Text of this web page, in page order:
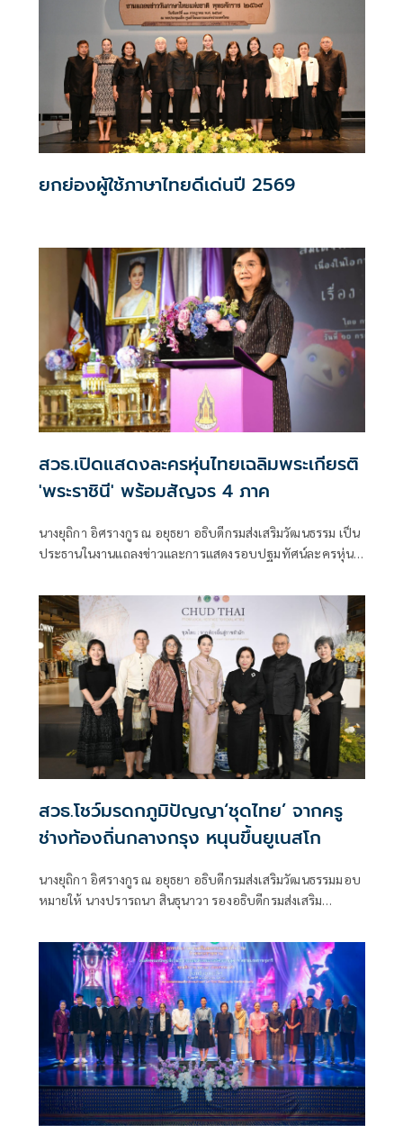
ให้เยาวชน ประชาชน และนักท่องเที่ยวทั้งชาวไทยและชาวต่าง
ชาติ ได้เข้าถึงศิลปวัฒนธรรมไทย โดยเฉพาะศิลปะการแสดงหุ่น
ละครเล็ก ซึ่งเป็นมรดกทางวัฒนธรรมอันทรงคุณค่าของชาติ
สะท้อนภูมิปัญญา ความประณีต และเอกลักษณ์ของช่างศิลป์
ไทยที่สืบทอดมาอย่างยาวนาน
ยกย่องผู้ใช้ภาษาไทยดีเด่นปี 2569
สวธ.เปิดแสดงละครหุ่นไทยเฉลิมพระเกียรติ
'พระราชินี' พร้อมสัญจร 4 ภาค
นางยุถิกา อิศรางกูร ณ อยุธยา อธิบดีกรมส่งเสริมวัฒนธรรม เป็น
ประธานในงานแถลงข่าวและการแสดงรอบปฐมทัศน์ละครหุ่น
พิมลลักษณ พระบรมราชินี เนื่องในโอกาสมหามงคลเฉลิม
พระชนมพรรษา 4 รอบ 3 มิถุนายน 2569
สวธ.โชว์มรดกภูมิปัญญา‘ชุดไทย’ จากครู
ช่างท้องถิ่นกลางกรุง หนุนขึ้นยูเนสโก
นางยุถิกา อิศรางกูร ณ อยุธยา อธิบดีกรมส่งเสริมวัฒนธรรมมอบ
หมายให้ นางปรารถนา สินธุนาวา รองอธิบดีกรมส่งเสริม
ภายใต้โครงการจัดเก็บคลังข้อมูลช่างท้องถิ่น รายการ "ชุดไทย"
โดยมี รศ.ดร.จุฬณี ตันติกุลานันท์